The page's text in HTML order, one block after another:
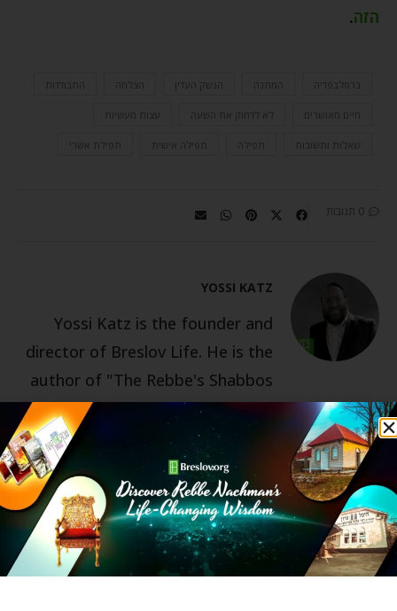
הזה.
ברסלבפדיה המתנה הנשק העדין הצלחה התבודדות
חיים מאושרים לא לדחוק את השעה עצות מעשיות
שאלות ותשובות תפילה תפילה אישית תפילת אשרי
0 תגובות
YOSSI KATZ
Yossi Katz is the founder and
director of Breslov Life. He is the
author of "The Rebbe's Shabbos
Table"--Rebbe Nachman on the
weekly parsha. He served for
many years as the US executive
director of the Breslov Research
Institute, where he wrote many
articles including the weekly
Pathways on the Parsha